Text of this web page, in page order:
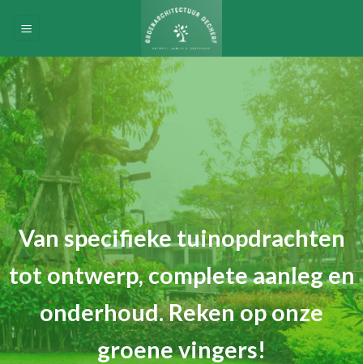
Van specifieke tuinopdrachten
tot ontwerp, complete aanleg en
onderhoud. Reken op onze
groene vingers!